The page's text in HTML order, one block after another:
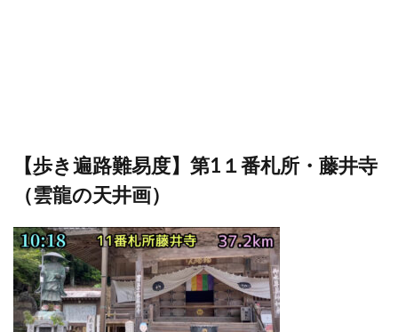
【歩き遍路難易度】第1１番札所・藤井寺
（雲龍の天井画）